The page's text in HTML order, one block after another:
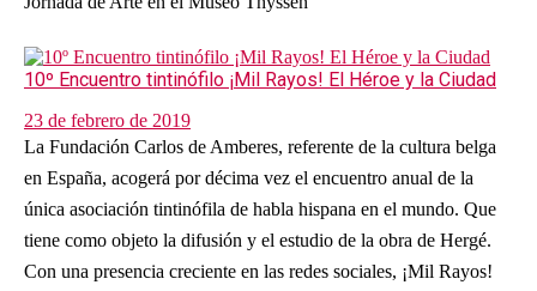
10º Encuentro tintinófilo ¡Mil Rayos! El Héroe y la Ciudad
23 de febrero de 2019
La Fundación Carlos de Amberes, referente de la cultura belga
en España, acogerá por décima vez el encuentro anual de la
única asociación tintinófila de habla hispana en el mundo. Que
tiene como objeto la difusión y el estudio de la obra de Hergé.
Con una presencia creciente en las redes sociales, ¡Mil Rayos!